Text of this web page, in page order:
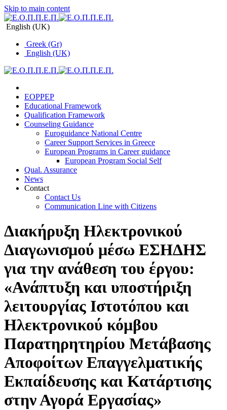
Skip to main content
English (UK)
Greek (Gr)
English (UK)
EOPPEP
Educational Framework
Qualification Framework
Counseling Guidance
Euroguidance National Centre
Career Support Services in Greece
Εuropean Programs in Career guidance
Εuropean Program Social Self
Qual. Assurance
News
Contact
Contact Us
Communication Line with Citizens
Διακήρυξη Ηλεκτρονικού
Διαγωνισμού μέσω ΕΣΗΔΗΣ
για την ανάθεση του έργου:
«Ανάπτυξη και υποστήριξη
λειτουργίας Ιστοτόπου και
Ηλεκτρονικού κόμβου
Παρατηρητηρίου Μετάβασης
Αποφοίτων Επαγγελματικής
Εκπαίδευσης και Κατάρτισης
στην Αγορά Εργασίας»